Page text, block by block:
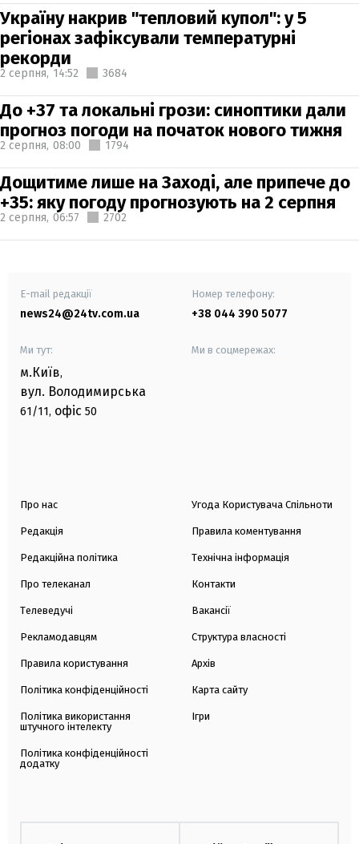
Україну накрив "тепловий купол": у 5
регіонах зафіксували температурні
рекорди
2 серпня, 14:52 3684
До +37 та локальні грози: синоптики дали
прогноз погоди на початок нового тижня
2 серпня, 08:00 1794
Дощитиме лише на Заході, але припече до
+35: яку погоду прогнозують на 2 серпня
2 серпня, 06:57 2702
E-mail редакції
news24@24tv.com.ua
Номер телефону:
+38 044 390 5077
Ми тут:
м.Київ,
вул. Володимирська
61/11, офіс 50
Ми в соцмережах:
Про нас
Редакція
Редакційна політика
Про телеканал
Телеведучі
Рекламодавцям
Правила користування
Політика конфіденційності
Політика використання
штучного інтелекту
Політика конфіденційності
додатку
Угода Користувача Спільноти
Правила коментування
Технічна інформація
Контакти
Вакансії
Структура власності
Архів
Карта сайту
Ігри